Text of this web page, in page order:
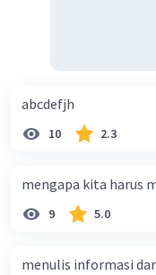
abcdefjh
10 2.3
mengapa kita harus
9 5.0
menulis informasi